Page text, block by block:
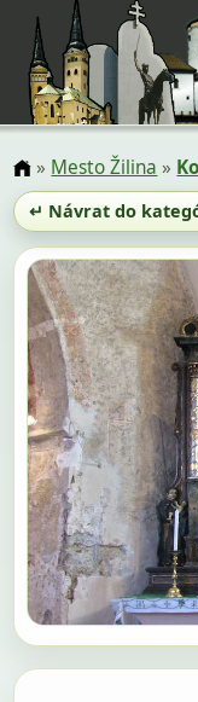
» Mesto Žilina »
↵ Návrat do